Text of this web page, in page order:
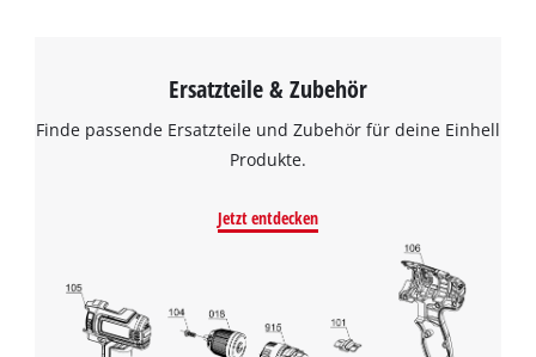
Ersatzteile & Zubehör
Finde passende Ersatzteile und Zubehör für deine Einhell
Produkte.
Jetzt entdecken